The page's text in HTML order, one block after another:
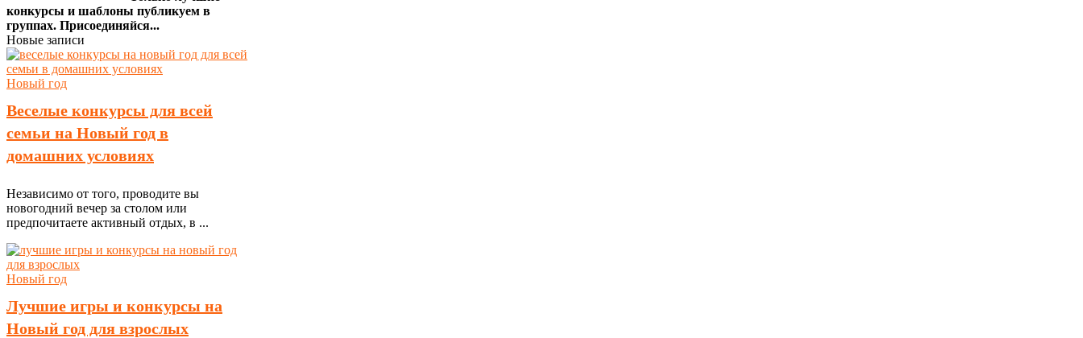
конкурсы и шаблоны публикуем в
группах. Присоединяйся...
Новые записи
Новый год
Веселые конкурсы для всей
семьи на Новый год в
домашних условиях
Независимо от того, проводите вы
новогодний вечер за столом или
предпочитаете активный отдых, в ...
Новый год
Лучшие игры и конкурсы на
Новый год для взрослых